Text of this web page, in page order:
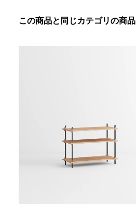
この商品と同じカテゴリの商品